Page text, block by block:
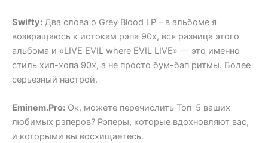
Swifty: Два слова о Grey Blood LP – в альбоме я
возвращаюсь к истокам рэпа 90х, вся разница этого
альбома и «LIVE EVIL where EVIL LIVE» — это именно
стиль хип-хопа 90х, а не просто бум-бап ритмы. Более
серьезный настрой.
Eminem.Pro: Ок, можете перечислить Топ-5 ваших
любимых рэперов? Рэперы, которые вдохновляют вас,
и которыми вы восхищаетесь.